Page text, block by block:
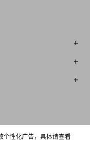
个性化广告，具体请查看